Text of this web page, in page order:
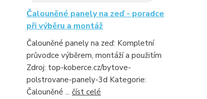
Čalouněné panely na zeď - poradce
při výběru a montáž
Čalouněné panely na zeď: Kompletní
průvodce výběrem, montáží a použitím
Zdroj: top-koberce.cz/bytove-
polstrovane-panely-3d Kategorie:
Čalouněné ... číst celé